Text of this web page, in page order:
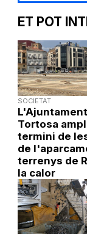
ET POT
SOCIETAT
Tortosa
termini de
de
terrenys de
la calor